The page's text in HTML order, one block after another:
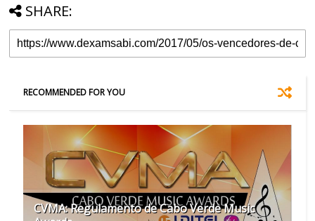
SHARE:
RECOMMENDED FOR YOU
CVMA: Regulamento de Cabo Verde Music